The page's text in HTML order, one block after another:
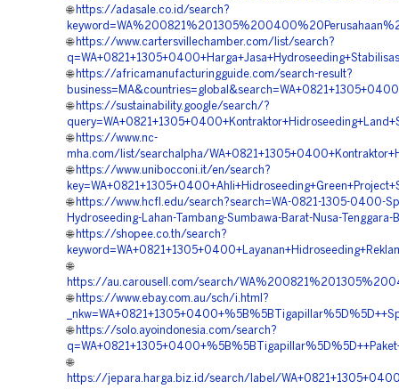
🌐 https://adasale.co.id/search?
🌐 https://www.cartersvillechamber.com/list/search?
🌐 https://africamanufacturingguide.com/search-result?
🌐 https://sustainability.google/search/?
🌐 https://www.nc-
mha.com/list/searchalpha/
🌐 https://www.unibocconi.it/en/search?
🌐 https://www.hcfl.edu/search?search=WA-0821-1305-0400-
Hydroseeding-Lahan-Tambang-Sumbawa-Barat-Nusa-Tenggara-
🌐 https://shopee.co.th/search?
🌐
https://au.carousell.com/search/
🌐 https://www.ebay.com.au/sch/i.html?
🌐 https://solo.ayoindonesia.com/search?
🌐
https://jepara.harga.biz.id/search/label/